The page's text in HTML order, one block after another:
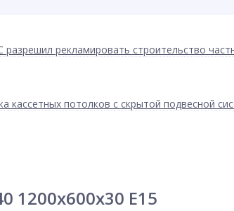
разрешил рекламировать строительство
кассетных потолков с скрытой подвесной
1200x600x30 E15